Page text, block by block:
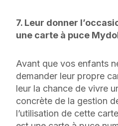
7. Leur donner
une carte à puce
Avant que vos enfants
demander leur propre
leur la chance de vivre
concrète de la gestion
l’utilisation de cette